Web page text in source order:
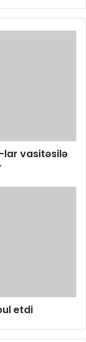
lar vasitəsilə
etdi